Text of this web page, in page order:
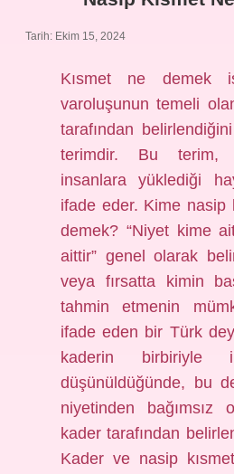
Tarih: Ekim 15, 2024
Kısmet ne demek
varoluşunun temeli
tarafından
terimdir. Bu terim,
insanlara yüklediği
ifade eder. Kime nasip
demek? “Niyet kime
aittir” genel olarak
veya fırsatta kimin
tahmin etmenin
ifade eden bir Türk
kaderin birbiriyle
düşünüldüğünde, bu
niyetinden bağımsız
kader tarafından
Kader ve nasip